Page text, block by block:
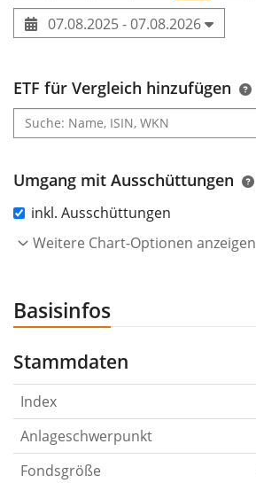
07.08.2025 - 07.08.2026
ETF für Vergleich hinzufügen
Umgang mit Ausschüttungen
inkl. Ausschüttungen
Weitere Chart-Optionen anzeigen
Basisinfos
Stammdaten
Index
Anlageschwerpunkt
Fondsgröße